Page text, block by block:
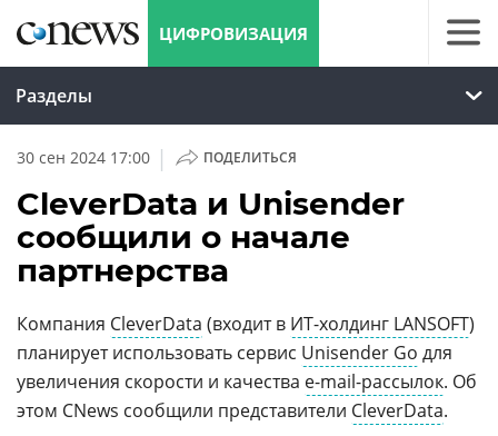
ЦИФРОВИЗАЦИЯ
Разделы
30 сен 2024 17:00 | ПОДЕЛИТЬСЯ
CleverData и Unisender
сообщили о начале
партнерства
Компания CleverData (входит в ИT-холдинг LANSOFT)
планирует использовать сервис Unisender Go для
увеличения скорости и качества e-mail-рассылок. Об
этом CNews сообщили представители CleverData.